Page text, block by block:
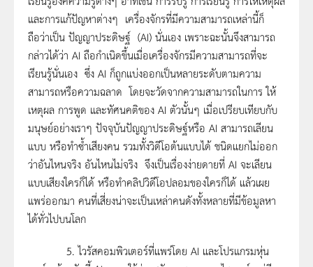
และการแก้ปัญหาต่างๆ เครื่องจักรที่มีความสามารถเหล่านี้ก็
ถือว่าเป็น ปัญญาประดิษฐ์ (AI) นั่นเอง เพราะฉะนั้นจึงสามารถ
กล่าวได้ว่า AI ถือกำเนิดขึ้นเมื่อเครื่องจักรมีความสามารถที่จะ
เรียนรู้นั่นเอง ซึ่ง AI ก็ถูกแบ่งออกเป็นหลายระดับตามความ
สามารถหรือความฉลาด โดยจะวัดจากความสามารถในการ ให้
เหตุผล การพูด และทัศนคติของ AI ตัวนั้นๆ เมื่อเปรียบเทียบกับ
มนุษย์อย่างเราๆ ปัจจุบันปัญญาประดิษฐ์หรือ AI สามารถเลียน
แบบ หรือทำซ้ำเสียงคน รวมทั้งวิดีโอต้นแบบได้ ชนิดแยกไม่ออก
ว่าอันไหนจริง อันไหนไม่จริง จึงเป็นเรื่องง่ายดายที่ AI จะเลียน
แบบเสียงใครก็ได้ หรือทำคลิปวิดีโอปลอมของใครก็ได้ แล้วเผย
แพร่ออกมา คนที่เสี่ยงน่าจะเป็นเหล่าคนดังทั้งหลายที่มีข้อมูลหา
ได้ทั่วไปบนโลก
5. ไวรัสคอมพิวเตอร์ที่แพร่โดย AI และโปรแกรมหุ่น